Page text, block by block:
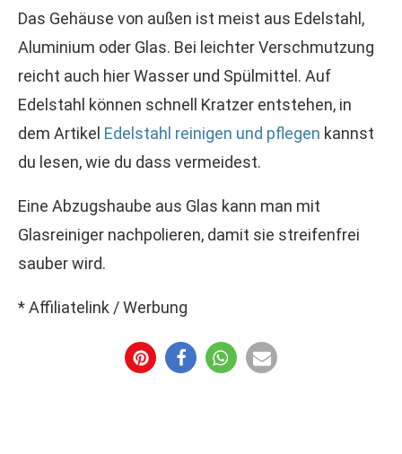
Das Gehäuse von außen ist meist aus Edelstahl,
Aluminium oder Glas. Bei leichter Verschmutzung
reicht auch hier Wasser und Spülmittel. Auf
Edelstahl können schnell Kratzer entstehen, in
dem Artikel Edelstahl reinigen und pflegen kannst
du lesen, wie du dass vermeidest.
Eine Abzugshaube aus Glas kann man mit
Glasreiniger nachpolieren, damit sie streifenfrei
sauber wird.
* Affiliatelink / Werbung